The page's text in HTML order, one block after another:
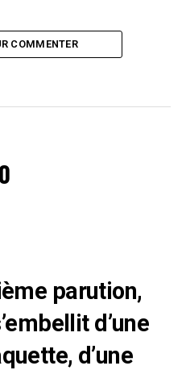
COMMENTER
parution,
d’une
d’une